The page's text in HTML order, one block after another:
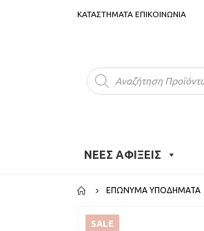
ΚΑΤΑΣΤΗΜΑΤΑ ΕΠΙΚΟΙΝΩΝΙΑ
Products
search
ΝΕΕΣ ΑΦΙΞΕΙΣ
ΕΠΏΝΥΜΑ ΥΠΟΔΉΜΑΤΑ
SALE